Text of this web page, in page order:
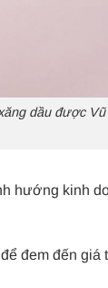
dầu được Vũ
hướng kinh
đem đến giá